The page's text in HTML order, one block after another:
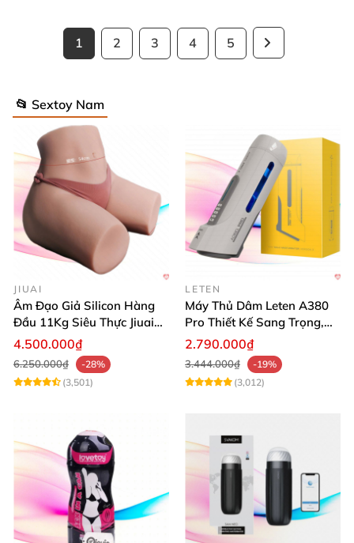
1 2 3 4 5
📂 Sextoy Nam
JIUAI
Âm Đạo Giả Silicon Hàng
Đầu 11Kg Siêu Thực Jiuai
Nhật
4.500.000₫
6.250.000₫
-28%
(3,501)
LETEN
Máy Thủ Dâm Leten A380
Pro Thiết Kế Sang Trọng,
Cảm Giác Thật
2.790.000₫
3.444.000₫
-19%
(3,012)